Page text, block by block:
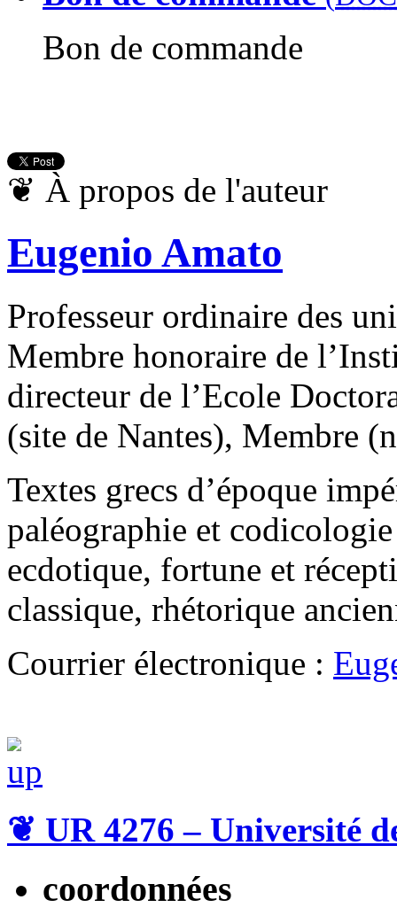
Bon de commande
❦ À propos de l'auteur
Eugenio Amato
Professeur ordinaire des
Membre honoraire de
directeur de l’Ecole
(site de Nantes), Membre
Textes grecs d’époque
paléographie et
ecdotique, fortune et
classique, rhétorique
Courrier électronique :
❦ UR 4276 – Université
coordonnées